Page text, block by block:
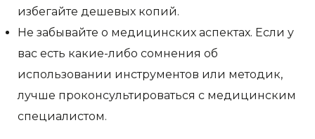
избегайте дешевых копий.
Не забывайте о медицинских аспектах. Если у
вас есть какие-либо сомнения об
использовании инструментов или методик,
лучше проконсультироваться с медицинским
специалистом.